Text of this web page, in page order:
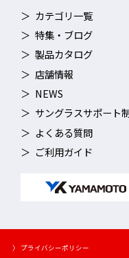
カテゴリ一覧
特集・ブログ
製品カタログ
店舗情報
NEWS
サングラスサポート
よくある質問
ご利用ガイド
〉 プライバシーポリシー